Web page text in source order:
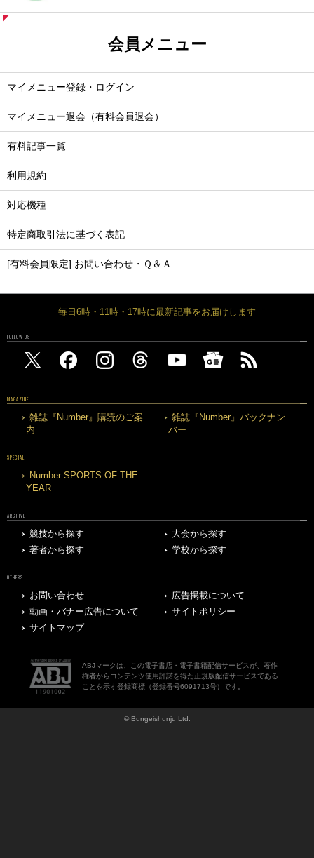
会員メニュー
マイメニュー登録・ログイン
マイメニュー退会（有料会員退会）
有料記事一覧
利用規約
対応機種
特定商取引法に基づく表記
[有料会員限定] お問い合わせ・Ｑ＆Ａ
毎日6時・11時・17時に最新記事をお届けします
FOLLOW US
MAGAZINE
雑誌『Number』購読のご案
内
雑誌『Number』バックナン
バー
SPECIAL
Number SPORTS OF THE
YEAR
ARCHIVE
競技から探す
大会から探す
著者から探す
学校から探す
OTHERS
お問い合わせ
広告掲載について
動画・バナー広告について
サイトポリシー
サイトマップ
ABJマークは、この電子書店・電子書籍配信サービスが、著作
権者からコンテンツ使用許諾を得た正規版配信サービスである
ことを示す登録商標（登録番号6091713号）です。
© Bungeishunju Ltd.